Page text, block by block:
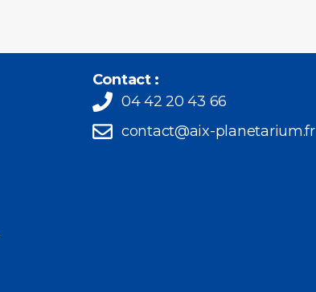
Contact :
04 42 20 43 66
contact@aix-planetarium.fr